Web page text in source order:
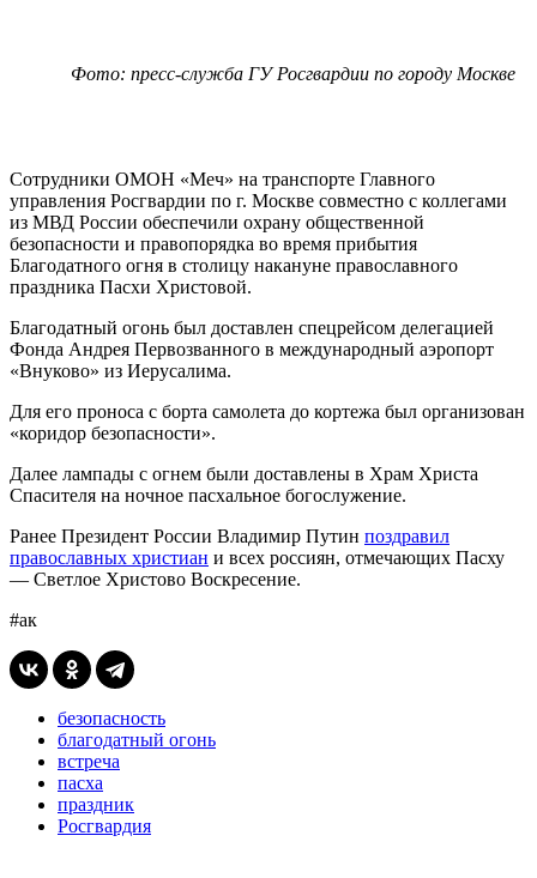
Фото: пресс-служба ГУ Росгвардии по городу Москве
Сотрудники ОМОН «Меч» на транспорте Главного
управления Росгвардии по г. Москве совместно с коллегами
из МВД России обеспечили охрану общественной
безопасности и правопорядка во время прибытия
Благодатного огня в столицу накануне православного
праздника Пасхи Христовой.
Благодатный огонь был доставлен спецрейсом делегацией
Фонда Андрея Первозванного в международный аэропорт
«Внуково» из Иерусалима.
Для его проноса с борта самолета до кортежа был организован
«коридор безопасности».
Далее лампады с огнем были доставлены в Храм Христа
Спасителя на ночное пасхальное богослужение.
Ранее Президент России Владимир Путин поздравил
православных христиан и всех россиян, отмечающих Пасху
— Светлое Христово Воскресение.
#ак
безопасность
благодатный огонь
встреча
пасха
праздник
Росгвардия